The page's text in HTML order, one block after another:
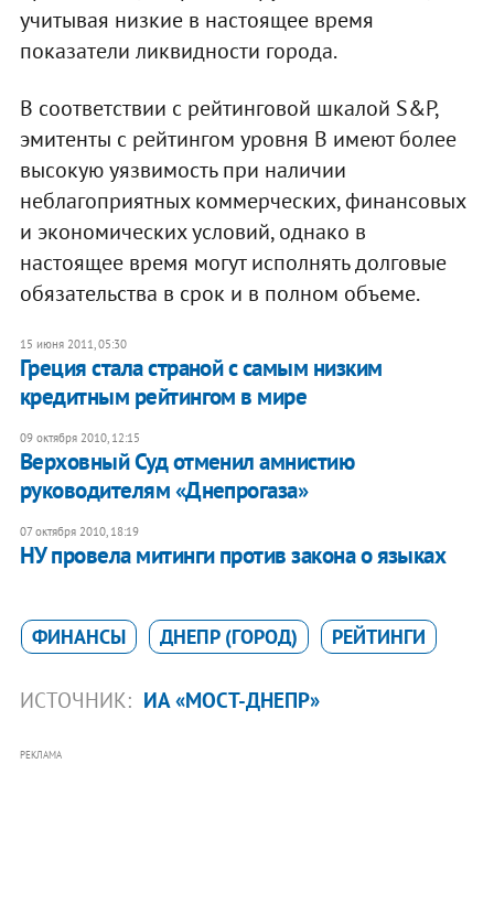
учитывая низкие в настоящее время
показатели ликвидности города.
В соответствии с рейтинговой шкалой S&P,
эмитенты с рейтингом уровня В имеют более
высокую уязвимость при наличии
неблагоприятных коммерческих, финансовых
и экономических условий, однако в
настоящее время могут исполнять долговые
обязательства в срок и в полном объеме.
15 июня 2011, 05:30
Греция стала страной с самым низким
кредитным рейтингом в мире
09 октября 2010, 12:15
Верховный Суд отменил амнистию
руководителям «Днепрогаза»
07 октября 2010, 18:19
НУ провела митинги против закона о языках
ФИНАНСЫ ДНЕПР (ГОРОД) РЕЙТИНГИ
ИСТОЧНИК: ИА «МОСТ-ДНЕПР»
РЕКЛАМА